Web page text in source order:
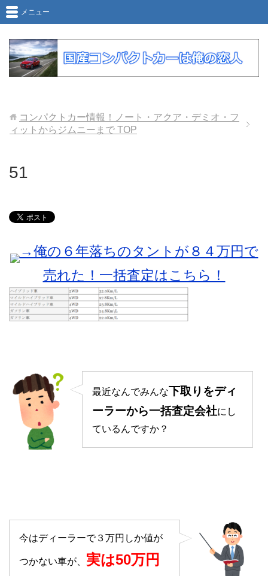
メニュー
コンパクトカー情報！ノート・アクア・デミオ・フ
ィットからジムニーまで TOP
51
→俺の６年落ちのタントが８４万円で
売れた！一括査定はこちら！
最近なんでみんな下取りをディ
ーラーから一括査定会社にし
ているんですか？
今はディーラーで３万円しか値が
つかない車が、 実は50万円